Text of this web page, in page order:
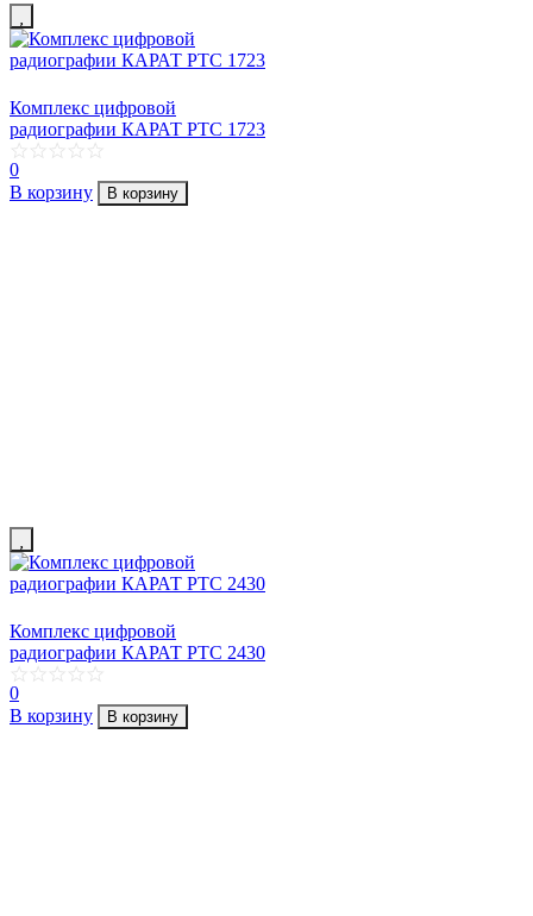
Комплекс цифровой
радиографии КАРАТ РТС 1723
0
В корзину
В корзину
Комплекс цифровой
радиографии КАРАТ РТС 2430
0
В корзину
В корзину